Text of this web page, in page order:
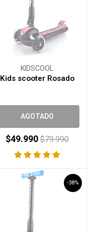
KIDSCOOL
Kids scooter Rosado
AGOTADO
$49.990 $79.990
-38%